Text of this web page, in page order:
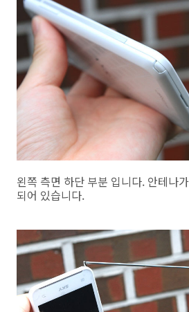
왼쪽 측면 하단 부분 입니다. 안테나
되어 있습니다.